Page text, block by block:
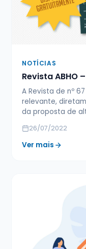
NOTÍCIAS
Revista ABHO
A Revista de nº
relevante,
da proposta de
26/07/2022
Ver mais